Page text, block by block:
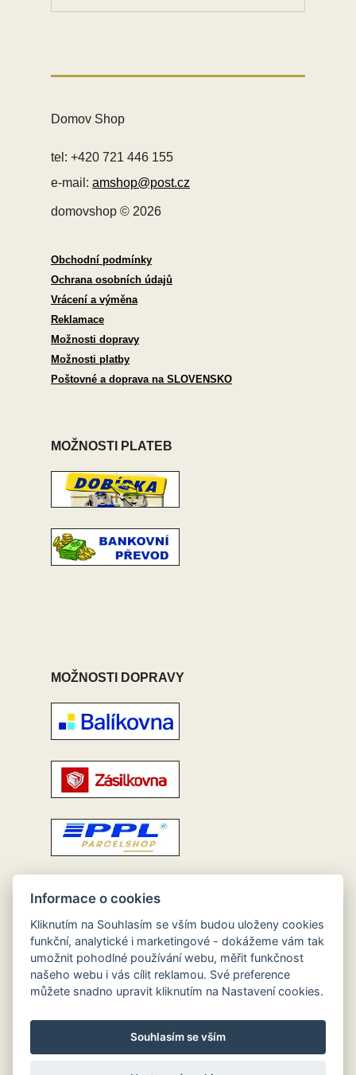
Domov Shop
tel: +420 721 446 155
e-mail: amshop@post.cz
domovshop © 2026
Obchodní podmínky
Ochrana osobních údajů
Vrácení a výměna
Reklamace
Možnosti dopravy
Možnosti platby
Poštovné a doprava na SLOVENSKO
MOŽNOSTI PLATEB
MOŽNOSTI DOPRAVY
Informace o cookies
Kliknutím na Souhlasím se vším budou uloženy cookies
funkční, analytické i marketingové - dokážeme vám tak
umožnit pohodlné používání webu, měřit funkčnost
našeho webu i vás cílit reklamou. Své preference
můžete snadno upravit kliknutím na Nastavení cookies.
Souhlasím se vším